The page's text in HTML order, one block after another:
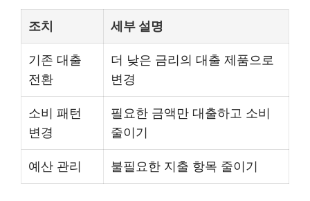
조치 세부 설명
기존 대출
전환
더 낮은 금리의 대출 제품으로
변경
소비 패턴
변경
필요한 금액만 대출하고 소비
줄이기
예산 관리 불필요한 지출 항목 줄이기